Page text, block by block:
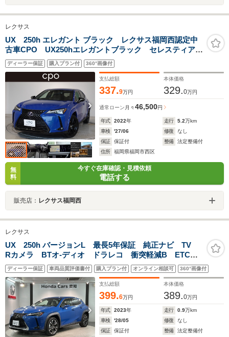
レクサス
UX 250h エレガント ブラック レクサス福岡西認定中
古車CPO UX250hエレガントブラック セレスティアル
ブルーガラスフレーク 三眼フルLEDヘッドランプ ナ
ンバーフレーム&ロックボルト ドライブレコーダー フ
ロアマット
ディーラー保証 購入プラン付 360°画像付
支払総額
337.9万円
本体価格
329.0万円
通常ローン 月々46,500円
年式 2022年 走行 5.2万km
車検
'27/06 修復
なし
保証
保証付 整備
法定整備付
住所
福岡県福岡市西区
無
料
今すぐ在庫確認・見積依頼
電話する
販売店： レクサス福岡西
レクサス
UX 250h バージョンL 最長5年保証 純正ナビ TV
Rカメラ BTオ-ディオ ドラレコ 衝突軽減B ETC
LEDライト 横滑り防止 シートヒーター シートエア
コン 電動シート クルコン Pテールゲート アルミ
フォグ
ディーラー保証 車両品質評価書付 購入プラン付 オンライン相談可 360°画像付
支払総額
399.6万円
本体価格
389.0万円
年式 2023年 走行 0.9万km
車検
'28/05 修復
なし
保証
保証付 整備
法定整備付